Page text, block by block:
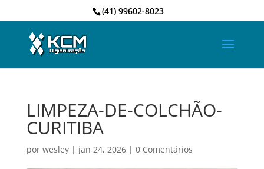
(41) 99602-8023
LIMPEZA-DE-COLCHÃO-
CURITIBA
por wesley| jan 24, 2026| 0 Comentários